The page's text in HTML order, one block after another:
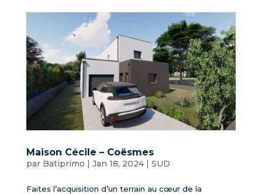
Maison Cécile – Coësmes
par Batiprimo | Jan 18, 2024| SUD
Faites l’acquisition d’un terrain au cœur de la